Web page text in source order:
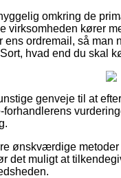
omkring de
virksomheden kører
ens ordremail, så
hvad end du skal
genveje til at
forhandlerens
ønskværdige
det muligt at